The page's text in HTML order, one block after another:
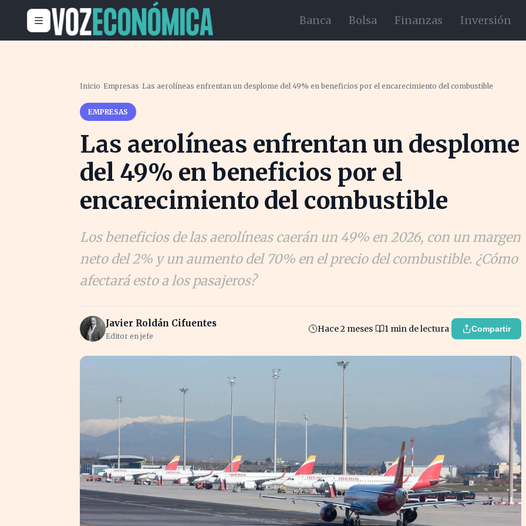
Banca Bolsa Finanzas Inversión
Inicio ›Empresas ›Las aerolíneas enfrentan un desplome del 49% en beneficios por el encarecimiento del combustible
EMPRESAS
Las aerolíneas enfrentan un desplome
del 49% en beneficios por el
encarecimiento del combustible
Los beneficios de las aerolíneas caerán un 49% en 2026, con un margen
neto del 2% y un aumento del 70% en el precio del combustible. ¿Cómo
afectará esto a los pasajeros?
Javier Roldán Cifuentes
Editor en jefe
Hace 2 meses 1 min de lectura Compartir